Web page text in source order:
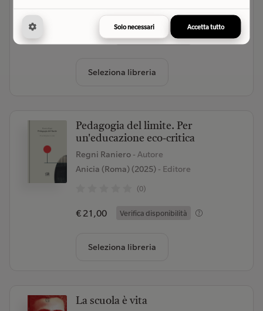
€ 12,00 Verifica disponibilità
Seleziona libreria
Pedagogia del limite. Per
un'educazione eco-critica
Regni Raniero - Autore
Anicia (Roma) (2025)- Editore
(0)
€ 21,00 Verifica disponibilità
Seleziona libreria
La scuola è vita
Solo necessari Accetta tutto